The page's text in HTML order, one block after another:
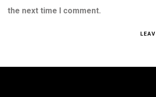
the next time I comment.